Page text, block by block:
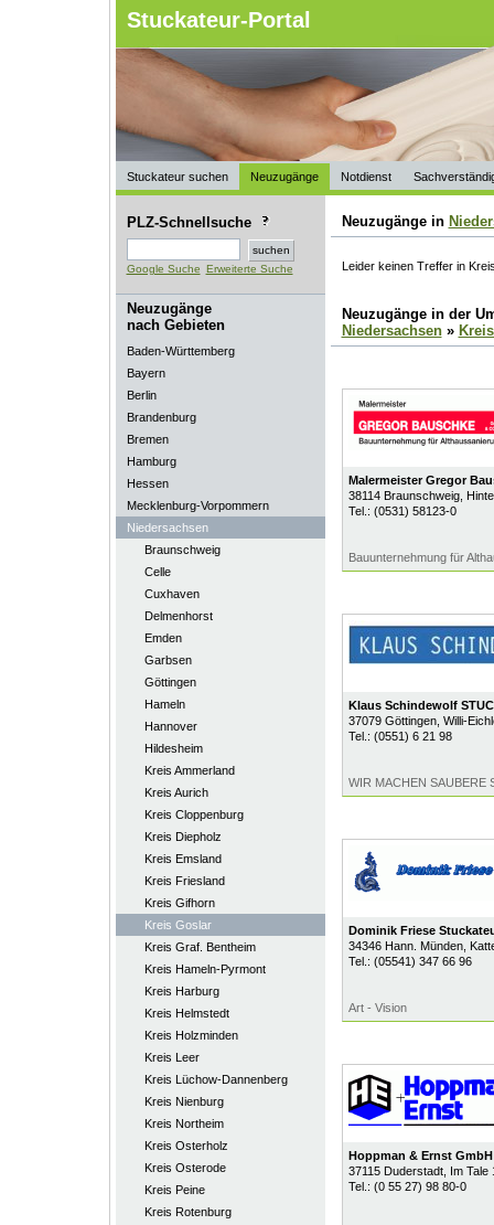
Stuckateur-Portal
Stuckateur suchen Neuzugänge Notdienst
PLZ-Schnellsuche
Google Suche Erweiterte Suche
Neuzugänge
nach Gebieten
Baden-Württemberg
Bayern
Berlin
Brandenburg
Bremen
Hamburg
Hessen
Mecklenburg-Vorpommern
Niedersachsen
Braunschweig
Celle
Cuxhaven
Delmenhorst
Emden
Garbsen
Göttingen
Hameln
Hannover
Hildesheim
Kreis Ammerland
Kreis Aurich
Kreis Cloppenburg
Kreis Diepholz
Kreis Emsland
Kreis Friesland
Kreis Gifhorn
Kreis Goslar
Kreis Graf. Bentheim
Kreis Hameln-Pyrmont
Kreis Harburg
Kreis Helmstedt
Kreis Holzminden
Kreis Leer
Kreis Lüchow-Dannenberg
Kreis Nienburg
Kreis Northeim
Kreis Osterholz
Kreis Osterode
Kreis Peine
Kreis Rotenburg
Neuzugänge in
Leider keinen Treffer in
Neuzugänge in der
Niedersachsen»
Malermeister Gregor
38114 Braunschweig,
Tel.: (0531) 58123-0
Bauunternehmung für
Klaus Schindewolf
37079 Göttingen, Willi-
Tel.: (0551) 6 21 98
WIR MACHEN SAUBERE
Dominik Friese
34346 Hann. Münden,
Tel.: (05541) 347 66 96
Art - Vision
Hoppman & Ernst GmbH
37115 Duderstadt, Im Tale
Tel.: (0 55 27) 98 80-0